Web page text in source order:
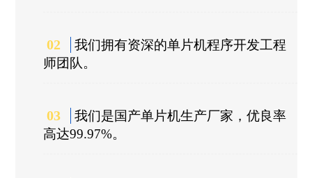
02
我们拥有资深的单片机程序开发工程
师团队。
03
我们是国产单片机生产厂家，优良率
高达99.97%。